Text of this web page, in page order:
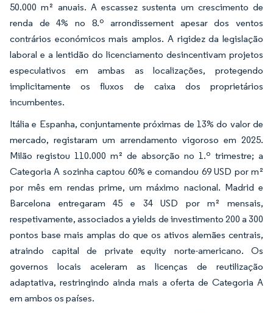
50.000 m² anuais. A escassez sustenta um crescimento de
renda de 4% no 8.º arrondissement apesar dos ventos
contrários económicos mais amplos. A rigidez da legislação
laboral e a lentidão do licenciamento desincentivam projetos
especulativos em ambas as localizações, protegendo
implicitamente os fluxos de caixa dos proprietários
incumbentes.
Itália e Espanha, conjuntamente próximas de 13% do valor de
mercado, registaram um arrendamento vigoroso em 2025.
Milão registou 110.000 m² de absorção no 1.º trimestre; a
Categoria A sozinha captou 60% e comandou 69 USD por m²
por mês em rendas prime, um máximo nacional. Madrid e
Barcelona entregaram 45 e 34 USD por m² mensais,
respetivamente, associados a yields de investimento 200 a 300
pontos base mais amplas do que os ativos alemães centrais,
atraindo capital de private equity norte-americano. Os
governos locais aceleram as licenças de reutilização
adaptativa, restringindo ainda mais a oferta de Categoria A
em ambos os países.